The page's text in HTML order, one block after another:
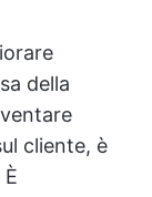
della
cliente, è